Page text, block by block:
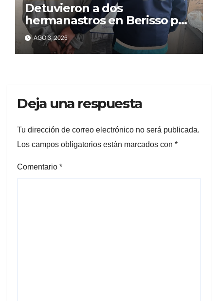
Detuvieron a dos
hermanastros en Berisso por
matar a puñaladas a un
tatuador
AGO 3, 2026
Deja una respuesta
Tu dirección de correo electrónico no será publicada.
Los campos obligatorios están marcados con *
Comentario *